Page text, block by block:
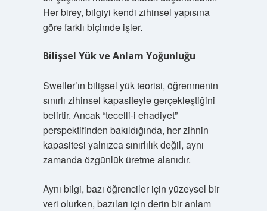
Her birey, bilgiyi kendi zihinsel yapısına
göre farklı biçimde işler.
Bilişsel Yük ve Anlam Yoğunluğu
Sweller’ın bilişsel yük teorisi, öğrenmenin
sınırlı zihinsel kapasiteyle gerçekleştiğini
belirtir. Ancak “tecelli-i ehadiyet”
perspektifinden bakıldığında, her zihnin
kapasitesi yalnızca sınırlılık değil, aynı
zamanda özgünlük üretme alanıdır.
Aynı bilgi, bazı öğrenciler için yüzeysel bir
veri olurken, bazıları için derin bir anlam